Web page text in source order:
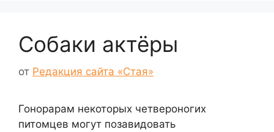
Собаки актёры
от Редакция сайта «Стая»
Гонорарам некоторых четвероногих
питомцев могут позавидовать